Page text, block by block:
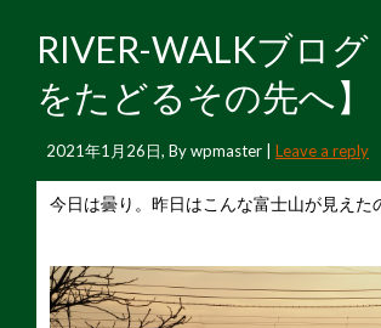
RIVER-WALKブログ
をたどるその先へ】
2021年1月26日, Bywpmaster Leave a reply
今日は曇り。昨日はこんな富士山が見えた